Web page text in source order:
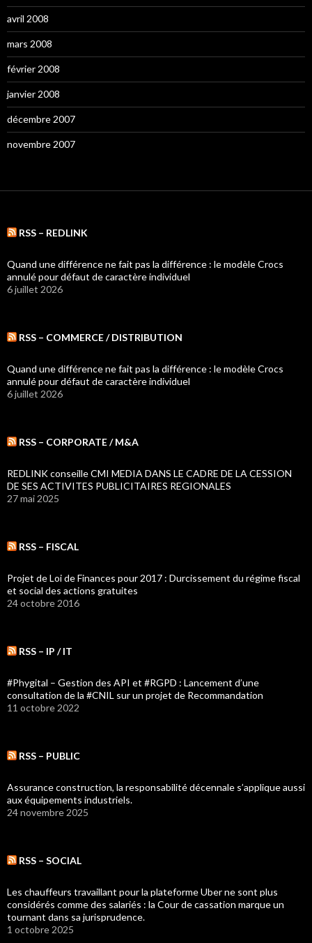
avril 2008
mars 2008
février 2008
janvier 2008
décembre 2007
novembre 2007
RSS – REDLINK
Quand une différence ne fait pas la différence : le modèle Crocs
annulé pour défaut de caractère individuel
6 juillet 2026
RSS – COMMERCE / DISTRIBUTION
Quand une différence ne fait pas la différence : le modèle Crocs
annulé pour défaut de caractère individuel
6 juillet 2026
RSS – CORPORATE / M&A
REDLINK conseille CMI MEDIA DANS LE CADRE DE LA CESSION
DE SES ACTIVITES PUBLICITAIRES REGIONALES
27 mai 2025
RSS – FISCAL
Projet de Loi de Finances pour 2017 : Durcissement du régime fiscal
et social des actions gratuites
24 octobre 2016
RSS – IP / IT
#Phygital – Gestion des API et #RGPD : Lancement d’une
consultation de la #CNIL sur un projet de Recommandation
11 octobre 2022
RSS – PUBLIC
Assurance construction, la responsabilité décennale s’applique aussi
aux équipements industriels.
24 novembre 2025
RSS – SOCIAL
Les chauffeurs travaillant pour la plateforme Uber ne sont plus
considérés comme des salariés : la Cour de cassation marque un
tournant dans sa jurisprudence.
1 octobre 2025